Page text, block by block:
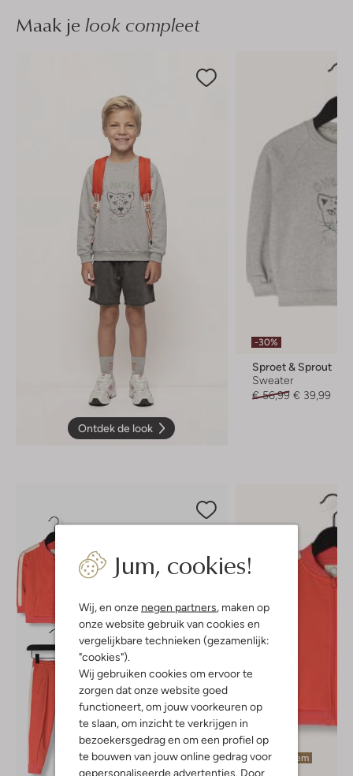
Jum, cookies!
Wij, en onze negen partners, maken op
onze website gebruik van cookies en
vergelijkbare technieken (gezamenlijk:
"cookies").
Wij gebruiken cookies om ervoor te
zorgen dat onze website goed
functioneert, om jouw voorkeuren op
te slaan, om inzicht te verkrijgen in
bezoekersgedrag en om een profiel op
te bouwen van jouw online gedrag voor
gepersonaliseerde advertenties. Door
Maak je look compleet
Ontdek de look
-30%
Sproet & Sprout
Sweater
€ 56,99 € 39,99
Laatste item